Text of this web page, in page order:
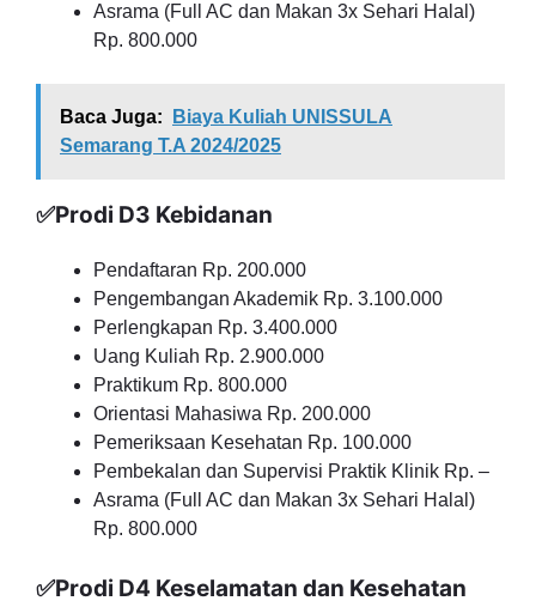
Asrama (Full AC dan Makan 3x Sehari Halal)
Rp. 800.000
Baca Juga:
Biaya Kuliah UNISSULA
Semarang T.A 2024/2025
✅Prodi D3 Kebidanan
Pendaftaran Rp. 200.000
Pengembangan Akademik Rp. 3.100.000
Perlengkapan Rp. 3.400.000
Uang Kuliah Rp. 2.900.000
Praktikum Rp. 800.000
Orientasi Mahasiwa Rp. 200.000
Pemeriksaan Kesehatan Rp. 100.000
Pembekalan dan Supervisi Praktik Klinik Rp. –
Asrama (Full AC dan Makan 3x Sehari Halal)
Rp. 800.000
✅Prodi D4 Keselamatan dan Kesehatan